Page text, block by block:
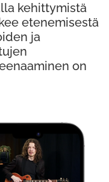
kehittymistä
etenemisestä
ja
on